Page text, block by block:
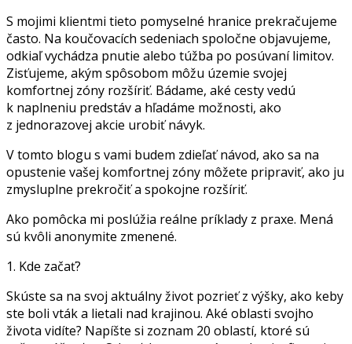
S mojimi klientmi tieto pomyselné hranice prekračujeme
často. Na koučovacích sedeniach spoločne objavujeme,
odkiaľ vychádza pnutie alebo túžba po posúvaní limitov.
Zisťujeme, akým spôsobom môžu územie svojej
komfortnej zóny rozšíriť. Bádame, aké cesty vedú
k naplneniu predstáv a hľadáme možnosti, ako
z jednorazovej akcie urobiť návyk.
V tomto blogu s vami budem zdieľať návod, ako sa na
opustenie vašej komfortnej zóny môžete pripraviť, ako ju
zmysluplne prekročiť a spokojne rozšíriť.
Ako pomôcka mi poslúžia reálne príklady z praxe. Mená
sú kvôli anonymite zmenené.
1. Kde začať?
Skúste sa na svoj aktuálny život pozrieť z výšky, ako keby
ste boli vták a lietali nad krajinou. Aké oblasti svojho
života vidíte? Napíšte si zoznam 20 oblastí, ktoré sú